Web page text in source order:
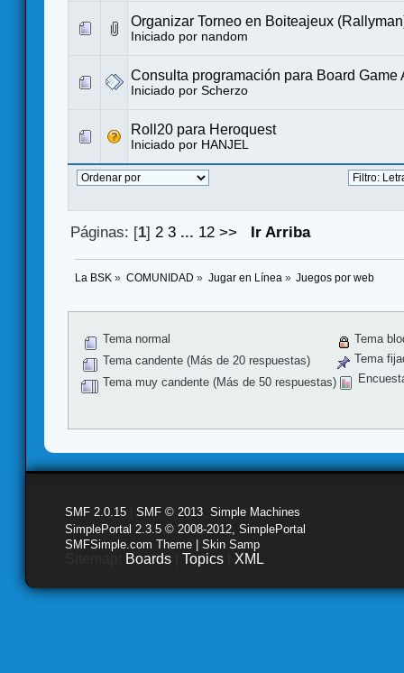
Organizar Torneo en Boiteajeux
Iniciado por nandom
Consulta programación para Board Game
Iniciado por Scherzo
Roll20 para Heroquest
Iniciado por HANJEL
Páginas: [1] 2 3 ... 12 >> Ir Arriba
La BSK » COMUNIDAD » Jugar en Línea » Juegos por web
Tema normal
Tema candente (Más de 20 respuestas)
Tema muy candente (Más de 50 respuestas)
Tema
Tema
SMF 2.0.15 SMF © 2013 Simple Machines
SimplePortal 2.3.5 © 2008-2012, SimplePortal
SMFSimple.com Theme | Skin Samp
Boards Topics XML